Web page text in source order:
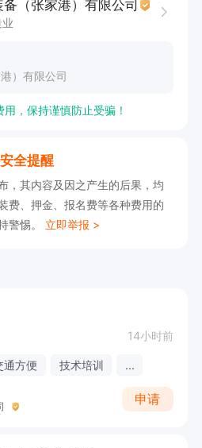
（张家港）有限公司
）有限公司
，保持谨慎防止受骗！
全提醒
，其内容及因之产生的后果，均
费、押金、报名费等各种费用的
警惕。 立即举报 >
14小时前
通方便 技术培训 ...
申请